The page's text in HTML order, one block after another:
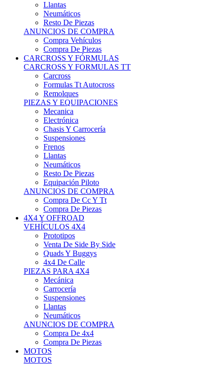
Resto De Piezas
ANUNCIOS DE COMPRA
Compra Vehículos
Compra De Piezas
CARCROSS Y FÓRMULAS
CARCROSS Y FORMULAS TT
Carcross
Formulas Tt Autocross
Remolques
PIEZAS Y EQUIPACIONES
Mecanica
Electrónica
Chasis Y Carrocería
Suspensiones
Frenos
Llantas
Neumáticos
Resto De Piezas
Equipación Piloto
ANUNCIOS DE COMPRA
Compra De Cc Y Tt
Compra De Piezas
4X4 Y OFFROAD
VEHÍCULOS 4X4
Prototipos
Venta De Side By Side
Quads Y Buggys
4x4 De Calle
PIEZAS PARA 4X4
Mecánica
Carrocería
Suspensiones
Llantas
Neumáticos
ANUNCIOS DE COMPRA
Compra De 4x4
Compra De Piezas
MOTOS
MOTOS
Motos De Circuito